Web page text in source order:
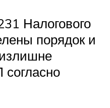
Налогового
порядок и